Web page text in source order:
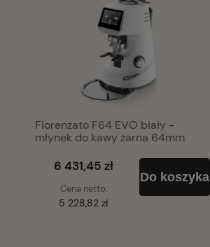
Fiorenzato F64 EVO biały -
młynek do kawy żarna 64mm
6 431,45 zł
Cena netto:
5 228,82 zł
Do koszyka